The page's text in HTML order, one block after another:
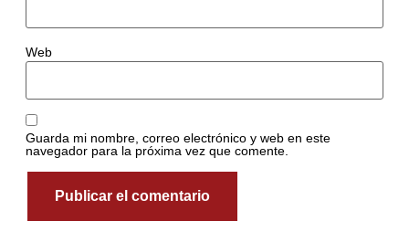
Web
Guarda mi nombre, correo electrónico y web en este
navegador para la próxima vez que comente.